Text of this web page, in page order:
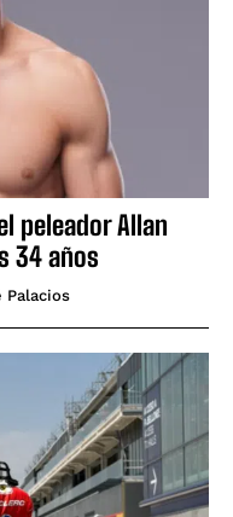
peleador Allan
34 años
Palacios